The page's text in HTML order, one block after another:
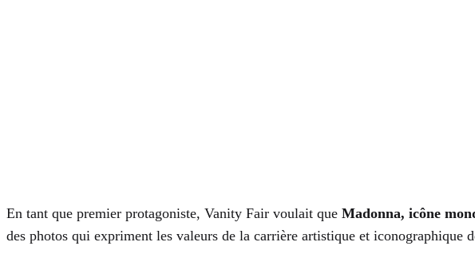
En tant que premier protagoniste, Vanity Fair voulait que Madonna, icône
des photos qui expriment les valeurs de la carrière artistique et iconographique